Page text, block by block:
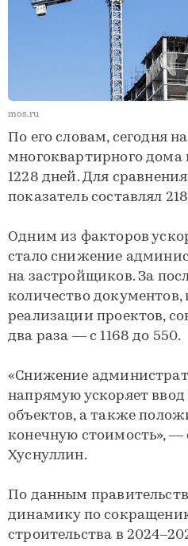
mos.ru
По его словам, сегодня
многоквартирного дома
1228 дней. Для
показатель составлял
Одним из факторов
стало снижение
на застройщиков. За
количество
реализации проектов,
два раза — с 1168 до 550.
«Снижение
напрямую ускоряет
объектов, а также
конечную стоимость»,
Хуснуллин.
По данным
динамику по
строительства в